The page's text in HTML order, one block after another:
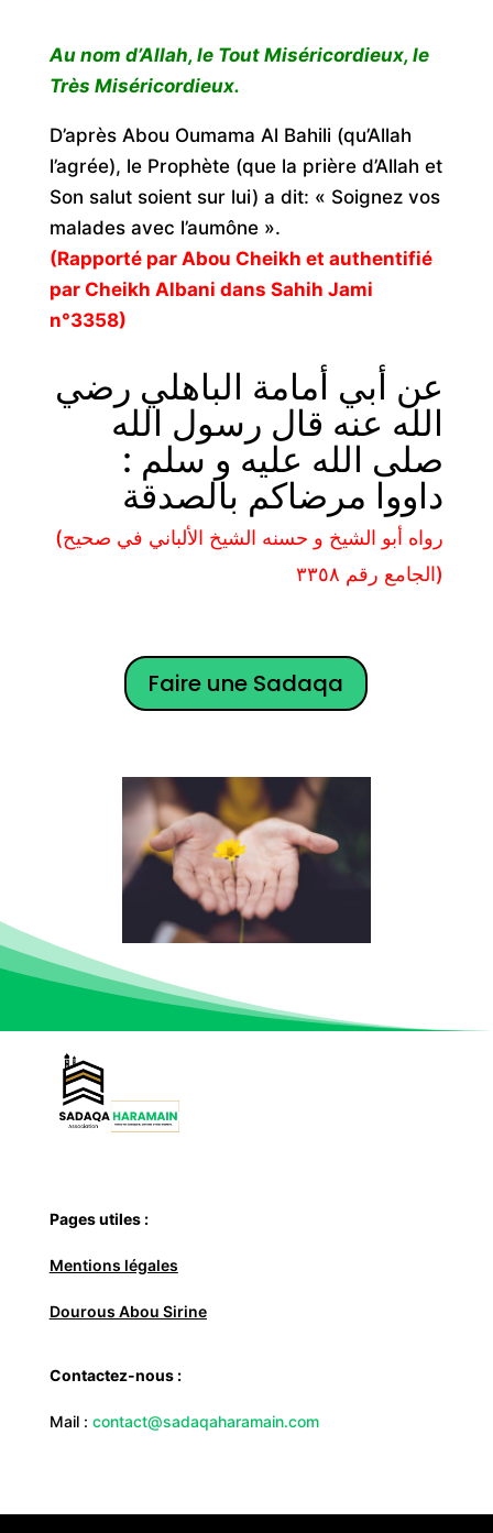
Au nom d’Allah, le Tout Miséricordieux, le
Très Miséricordieux.
D’après Abou Oumama Al Bahili (qu’Allah
l’agrée), le Prophète (que la prière d’Allah et
Son salut soient sur lui) a dit: « Soignez vos
malades avec l’aumône ».
(Rapporté par Abou Cheikh et authentifié
par Cheikh Albani dans Sahih Jami
n°3358)
عن أبي أمامة الباهلي رضي
الله عنه قال رسول الله
صلى الله عليه و سلم :
داووا مرضاكم بالصدقة
(رواه أبو الشيخ و حسنه الشيخ الألباني في صحيح
الجامع رقم ٣٣٥٨)
Faire une Sadaqa
Pages utiles :
Mentions légales
Dourous Abou Sirine
Contactez-nous :
Mail : contact@sadaqaharamain.com